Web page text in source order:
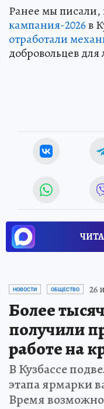
Ранее мы писали,
кампания-2026в
отработали
добровольцев
НОВОСТИ ОБЩЕСТВО 26
Более
получили
работе на
В Кузбассе
этапа ярмарки
Время